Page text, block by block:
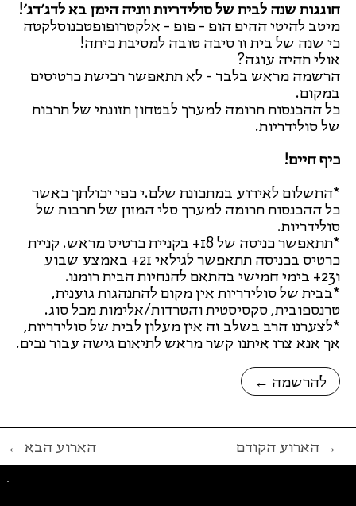
← להרשמה
חוגגות שנה לבית של סולידריות ווניה הימן בא לדג׳דג׳!
מיטב להיטי ההיפ הופ - פופ - אלקטרופופטכנוסלקטה
כי שנה של בית זו סיבה טובה למסיבת כיתה!
אולי תהיה עוגה?
הרשמה מראש בלבד - לא תתאפשר רכישת כרטיסים
במקום.
כל ההכנסות תרומה למערך לבטחון תזונתי של תרבות
של סולידריות.
כיף חיים!
*התשלום לאירוע במתכונת שלם.י כפי יכולתך כאשר
כל ההכנסות תרומה למערך סלי המזון של תרבות של
סולידריות.
*תתאפשר כניסה של 18+ בקניית כרטיס מראש. קניית
כרטיס בכניסה תתאפשר לגילאי 21+ באמצע שבוע
ו23+ בימי חמישי בהתאם להנחיות הבית רומנו.
*בבית של סולידריות אין מקום להתנהגות גזענית,
טרנספובית, סקסיסטית והטרדות/אלימות מכל סוג.
*לצערנו הרב בשלב זה אין מעלון לבית של סולידריות,
אך אנא צרו איתנו קשר מראש לתיאום גישה עבור נכים.
← הארוע הבא הארוע הקודם →